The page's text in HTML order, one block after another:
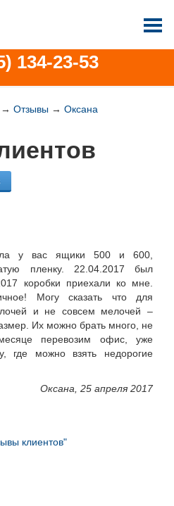
134-23-53
→ Отзывы → Оксана
у вас ящики 500 и 600,
пленку. 22.04.2017 был
коробки приехали ко мне.
Могу сказать что для
и не совсем мелочей –
Их можно брать много, не
перевозим офис, уже
где можно взять недорогие
Оксана, 25 апреля 2017
клиентов"